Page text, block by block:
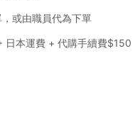
或由職員代為下單
本運費 + 代購手續費$150